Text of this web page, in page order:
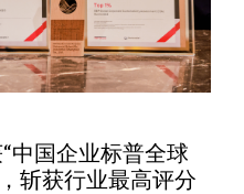
中国企业标普全球
斩获行业最高评分